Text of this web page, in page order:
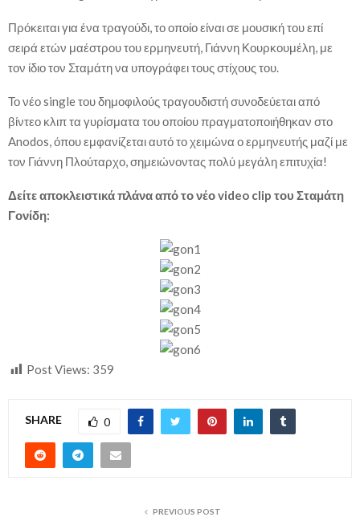
Πρόκειται για ένα τραγούδι, το οποίο είναι σε μουσική του επί
σειρά ετών μαέστρου του ερμηνευτή, Γιάννη Κουρκουμέλη, με
τον ίδιο τον Σταμάτη να υπογράφει τους στίχους του.
Το νέο single του δημοφιλούς τραγουδιστή συνοδεύεται από
βίντεο κλιπ τα γυρίσματα του οποίου πραγματοποιήθηκαν στο
Anodos, όπου εμφανίζεται αυτό το χειμώνα ο ερμηνευτής μαζί με
τον Γιάννη Πλούταρχο, σημειώνοντας πολύ μεγάλη επιτυχία!
Δείτε αποκλειστικά πλάνα από το νέο video clip του Σταμάτη
Γονίδη:
Post Views: 359
SHARE 0
PREVIOUS POST